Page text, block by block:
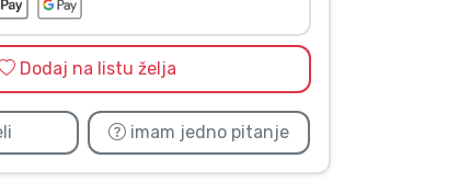
Dodaj na listu želja
imam jedno pitanje